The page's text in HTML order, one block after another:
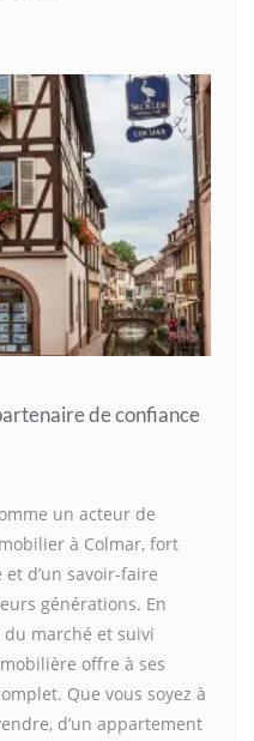
de confiance
un acteur de
à Colmar, fort
d’un savoir-faire
générations. En
marché et suivi
offre à ses
Que vous soyez à
d’un appartement